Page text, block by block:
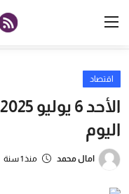
الرئيسية
الخليج
اقتصاد
اليوم
امال محمد منذ 1 سنة